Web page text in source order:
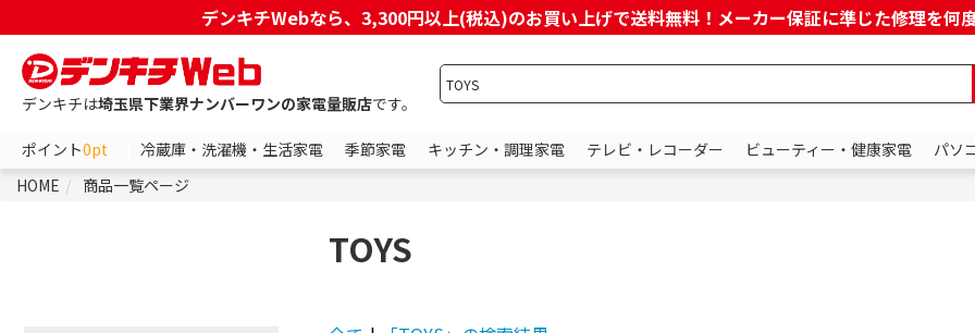
デンキチWebなら、3,300円以上(税込)のお買い上げで送料無料！メーカー保証に準じた修理を何
デンキチは埼玉県下業界ナンバーワンの家電量販店です。
ポイント0pt 冷蔵庫・洗濯機・生活家電 季節家電 キッチン・調理家電 テレビ・レコーダー ビューティー・健康家電 パソ
HOME
商品一覧ページ
TOYS